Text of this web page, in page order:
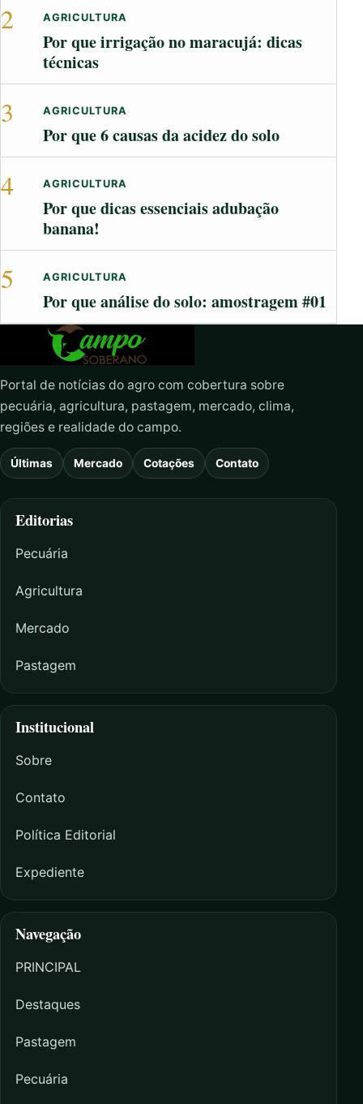
2 AGRICULTURA
Por que irrigação no maracujá: dicas
técnicas
3 AGRICULTURA
Por que 6 causas da acidez do solo
4 AGRICULTURA
Por que dicas essenciais adubação
banana!
5 AGRICULTURA
Por que análise do solo: amostragem #01
Portal de notícias do agro com cobertura sobre
pecuária, agricultura, pastagem, mercado, clima,
regiões e realidade do campo.
Últimas Mercado Cotações Contato
Editorias
Pecuária
Agricultura
Mercado
Pastagem
Institucional
Sobre
Contato
Política Editorial
Expediente
Navegação
PRINCIPAL
Destaques
Pastagem
Pecuária